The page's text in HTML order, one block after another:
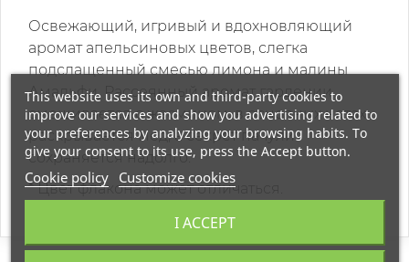
Освежающий, игривый и вдохновляющий
аромат апельсиновых цветов, слегка
подслащенный смесью лимона и малины
Амальфи. Рассеянный аромат гардении
смешивается с жасмином, в основных нотах
раскрывается мед, а секрет пачули
сохраняется надолго.
* Цвет флакона может отличаться.
This website uses its own and third-party cookies to
improve our services and show you advertising related to
your preferences by analyzing your browsing habits. To
give your consent to its use, press the Accept button.
Cookie policy Customize cookies
I ACCEPT